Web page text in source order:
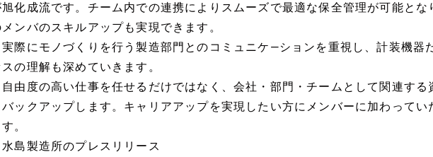
化成流です。チーム内での連携によりスムーズで最適な保全管理が可能とな
ンバのスキルアップも実現できます。
際にモノづくりを行う製造部門とのコミュニケ―ションを重視し、計装機器
の理解も深めていきます。
由度の高い仕事を任せるだけではなく、会社・部門・チームとして関連する
ックアップします。キャリアアップを実現したい方にメンバーに加わってい
。
島製造所のプレスリリース